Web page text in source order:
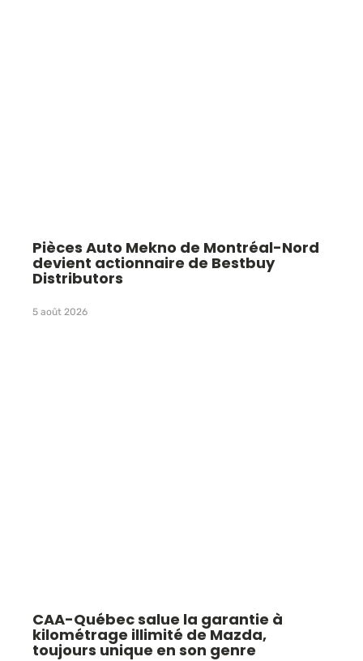
Pièces Auto Mekno de Montréal-Nord
devient actionnaire de Bestbuy
Distributors
5 août 2026
CAA-Québec salue la garantie à
kilométrage illimité de Mazda,
toujours unique en son genre